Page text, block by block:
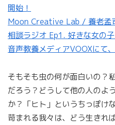
開始！
Moon Creative Lab / 養老孟
相談ラジオ Ep1. 好きな女の
音声教養メディアVOOXにて
そもそも虫の何が面白いの？
だろう？どうして他の人のよ
か？「ヒト」というちっぽけ
苛まれる我々は、どう生きれ